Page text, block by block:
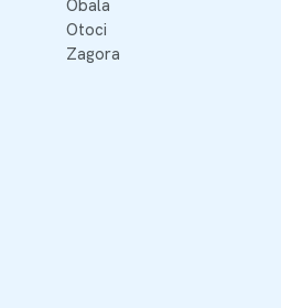
Obala
Otoci
Zagora